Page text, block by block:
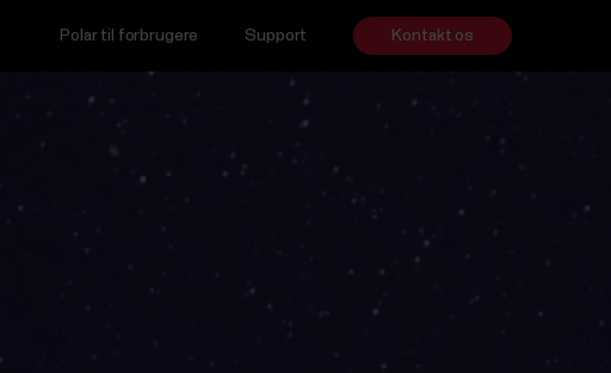
Polar til forbrugere Support Kontakt os